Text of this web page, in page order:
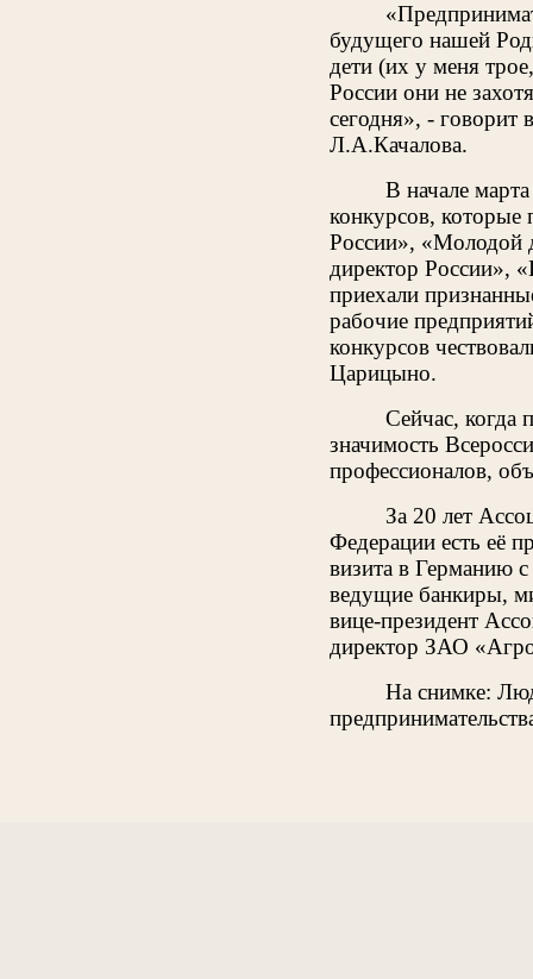
будущего нашей
дети (их у меня
России они не
сегодня», - говорит
Л.А.Качалова.
В начале
конкурсов, которые
России», «Молодой
директор России»,
приехали
рабочие
конкурсов
Царицыно.
Сейчас, когда
значимость
профессионалов,
За 20 лет
Федерации есть её
визита в Германию
ведущие банкиры,
вице-президент
директор ЗАО
На снимке: